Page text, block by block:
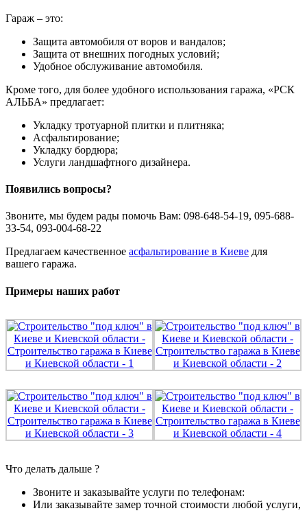
Гараж – это:
Защита автомобиля от воров и вандалов;
Защита от внешних погодных условий;
Удобное обслуживание автомобиля.
Кроме того, для более удобного использования гаража, «РСК
АЛЬБА» предлагает:
Укладку тротуарной плитки и плитняка;
Асфальтирование;
Укладку бордюра;
Услуги ландшафтного дизайнера.
Появились вопросы?
Звоните, мы будем рады помочь Вам: 098-648-54-19, 095-688-
33-54, 093-004-68-22
Предлагаем качественное асфальтирование в Киеве для
вашего гаража.
Примеры наших работ
Что делать дальше ?
Звоните и заказывайте услуги по телефонам:
Или заказывайте замер точной стоимости любой услуги,